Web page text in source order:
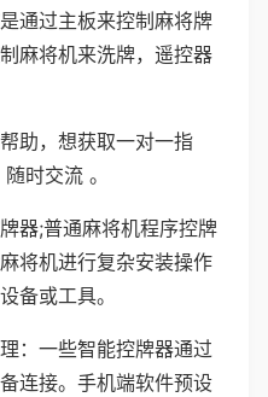
通过主板来控制麻将牌
麻将机来洗牌，遥控器
助，想获取一对一指
时交流 。
器;普通麻将机程序控牌
将机进行复杂安装操作
备或工具。
：一些智能控牌器通过
连接。手机端软件预设